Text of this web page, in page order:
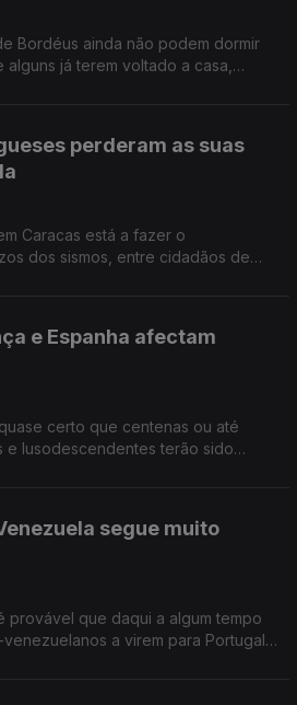
Bordéus ainda não podem dormir
já terem voltado a casa,
perderam as suas
Caracas está a fazer o
dos sismos, entre cidadãos de
e Espanha afectam
certo que centenas ou até
e lusodescendentes terão sido
segue muito
provável que daqui a algum tempo
a virem para Portugal,